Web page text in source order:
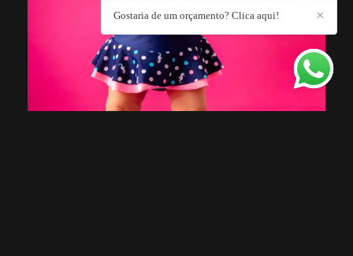
✕
Gostaria de um orçamento? Clica aqui!